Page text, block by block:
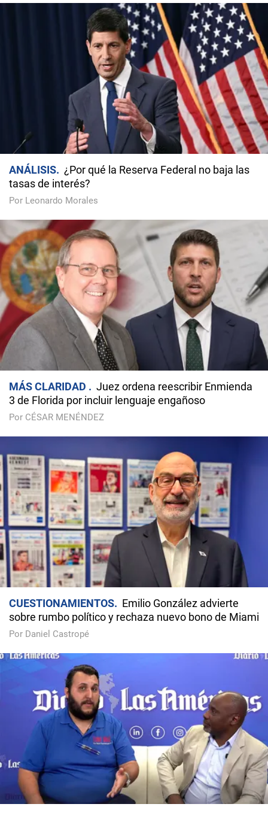
ANÁLISIS
¿Por qué la Reserva Federal no baja las
tasas de interés?
Por Leonardo Morales
MÁS CLARIDAD
Juez ordena reescribir Enmienda
3 de Florida por incluir lenguaje engañoso
Por CÉSAR MENÉNDEZ
CUESTIONAMIENTOS
Emilio González advierte
sobre rumbo político y rechaza nuevo bono de Miami
Por Daniel Castropé